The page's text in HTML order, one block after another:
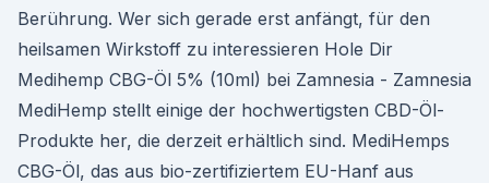
Berührung. Wer sich gerade erst anfängt, für den
heilsamen Wirkstoff zu interessieren Hole Dir
Medihemp CBG-Öl 5% (10ml) bei Zamnesia - Zamnesia
MediHemp stellt einige der hochwertigsten CBD-Öl-
Produkte her, die derzeit erhältlich sind. MediHemps
CBG-Öl, das aus bio-zertifiziertem EU-Hanf aus